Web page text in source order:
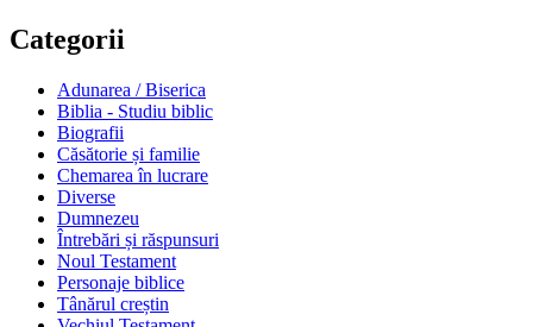
Categorii
Adunarea / Biserica
Biblia - Studiu biblic
Biografii
Căsătorie și familie
Chemarea în lucrare
Diverse
Dumnezeu
Întrebări și răspunsuri
Noul Testament
Personaje biblice
Tânărul creștin